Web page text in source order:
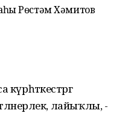
Рѳстәм Хәмитов
лайыҡлы, -